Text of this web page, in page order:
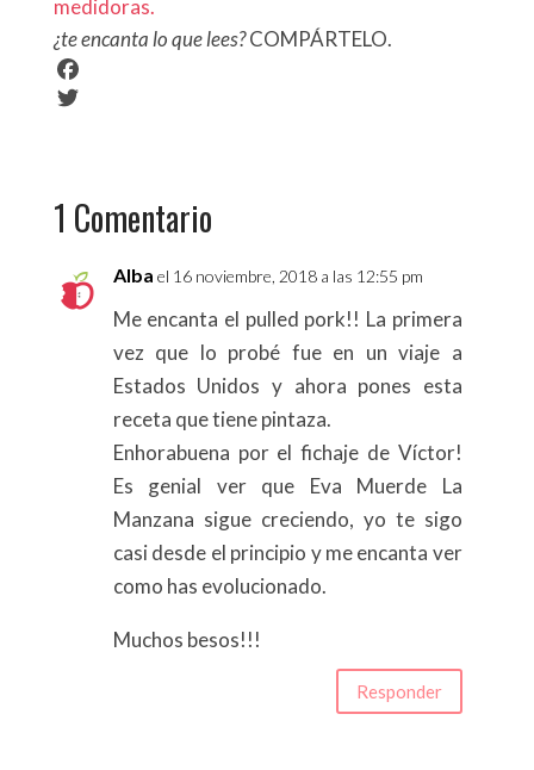
medidoras.
¿teencantalo que lees?COMPÁRTELO.
F
b
o
k
t
t
r
1 Comentario
Alba el 16 noviembre, 2018 a las 12:55 pm
Me encanta el pulled pork!! La primera
vez que lo probé fue en un viaje a
Estados Unidos y ahora pones esta
receta que tiene pintaza.
Enhorabuena por el fichaje de Víctor!
Es genial ver que Eva Muerde La
Manzana sigue creciendo, yo te sigo
casi desde el principio y me encanta ver
como has evolucionado.
Muchos besos!!!
Responder